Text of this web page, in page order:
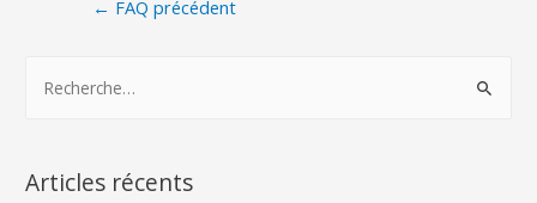
← FAQ précédent
Articles récents